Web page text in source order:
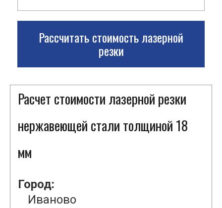
Рассчитать стоимость лазерной
резки
Расчет стоимости лазерной резки
нержавеющей стали толщиной 18
мм
Город:
Иваново